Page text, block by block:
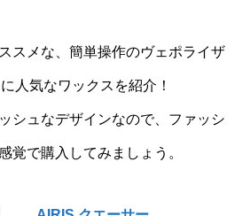
スメな、簡単操作のヴェポライザ
人気なワックスを紹介！
シュなデザインなので、ファッシ
覚で購入してみましょう。